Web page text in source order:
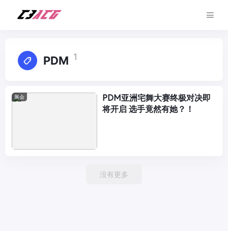
PDM 1
展会
PDM亚洲宅舞大赛终极对决即
将开启 选手竟然有她？！
没有更多